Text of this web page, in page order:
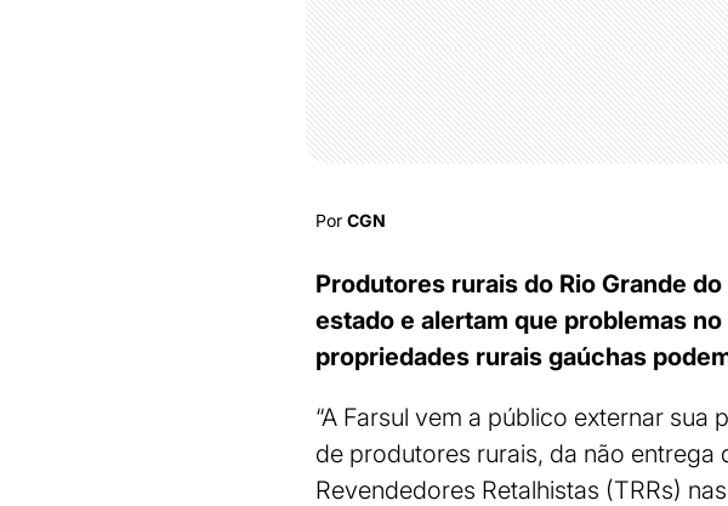
Por CGN
Produtores rurais do Rio Grande
estado e alertam que problemas
propriedades rurais gaúchas
“A Farsul vem a público externar
de produtores rurais, da não
Revendedores Retalhistas (TRRs)